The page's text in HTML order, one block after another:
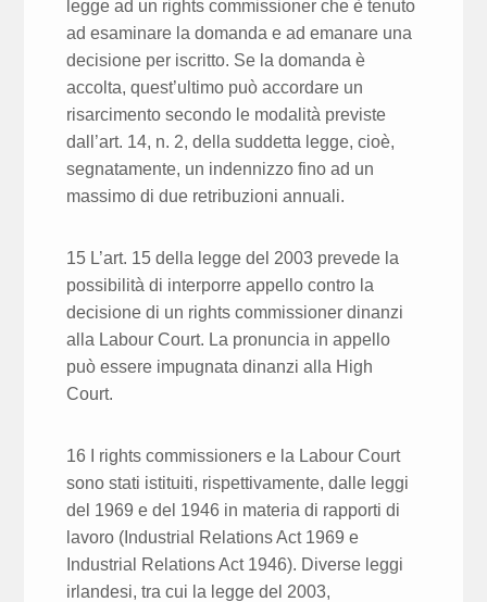
legge ad un rights commissioner che è tenuto
ad esaminare la domanda e ad emanare una
decisione per iscritto. Se la domanda è
accolta, quest’ultimo può accordare un
risarcimento secondo le modalità previste
dall’art. 14, n. 2, della suddetta legge, cioè,
segnatamente, un indennizzo fino ad un
massimo di due retribuzioni annuali.
15 L’art. 15 della legge del 2003 prevede la
possibilità di interporre appello contro la
decisione di un rights commissioner dinanzi
alla Labour Court. La pronuncia in appello
può essere impugnata dinanzi alla High
Court.
16 I rights commissioners e la Labour Court
sono stati istituiti, rispettivamente, dalle leggi
del 1969 e del 1946 in materia di rapporti di
lavoro (Industrial Relations Act 1969 e
Industrial Relations Act 1946). Diverse leggi
irlandesi, tra cui la legge del 2003,